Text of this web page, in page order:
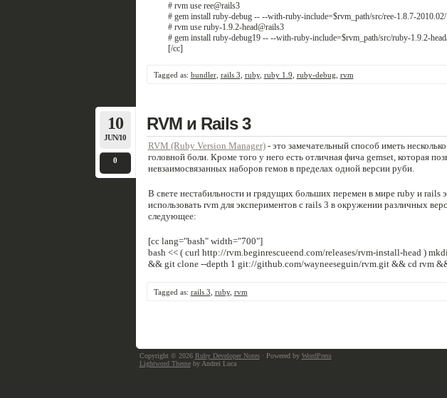
# rvm use ree@rails3
# gem install ruby-debug -- --with-ruby-include=$rvm_path/src/ree-1.8.7-2010.02/
# rvm use ruby-1.9.2-head@rails3
# gem install ruby-debug19 -- --with-ruby-include=$rvm_path/src/ruby-1.9.2-
[/cc]
Tagged as: bundler, rails 3 ruby, ruby 1.9 ruby-debug rvm
10
JUN/10
0
RVM и Rails 3
RVM (Ruby Version Manager)- это замечательный способ иметь
головной боли. Кроме того у него есть отличная фича gemset, которая
невзаимосвязанных наборов гемов в пределах одной версии руби.
В свете нестабильности и грядущих больших перемен в мире ruby и rails
использовать rvm для экспериментов с rails 3 в окружении различных
следующее:
[cc lang="bash" width="700"]
bash << ( curl http://rvm.beginrescueend.com/releases/rvm-install-head )
&& git clone --depth 1 git://github.com/wayneeseguin/rvm.git && cd rvm
Tagged as: rails 3 ruby, rvm
Copyright © 2026 Ruby Developer Notes· Powered by WordPress
Lightword Themeby Andrei Luca